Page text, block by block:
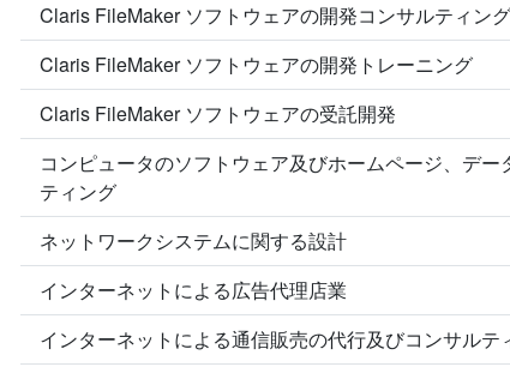
Claris FileMaker ソフトウェアの開発コンサルティング
Claris FileMaker ソフトウェアの開発トレーニング
Claris FileMaker ソフトウェアの受託開発
コンピュータのソフトウェア及びホームページ、デ
ティング
ネットワークシステムに関する設計
インターネットによる広告代理店業
インターネットによる通信販売の代行及びコンサルテ